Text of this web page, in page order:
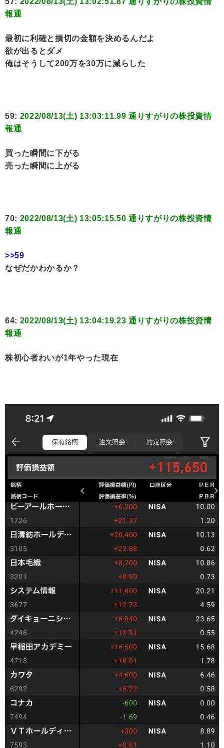
報通
最初に利確と損切の金額を決めるんだよ
欲が出るとダメ
俺はそうして200万を30万に減らした
59: 2022/08/13(土) 13:03:11.99 通りすがりの株投資情
報通
買った瞬間に下がる
売った瞬間に上がる
70: 2022/08/13(土) 13:05:15.50 通りすがりの株投資情
報通
>>59
なぜだかわかるか？
64: 2022/08/13(土) 13:04:19.23 通りすがりの株投資情
報通
株初心者わいが1年やった現在